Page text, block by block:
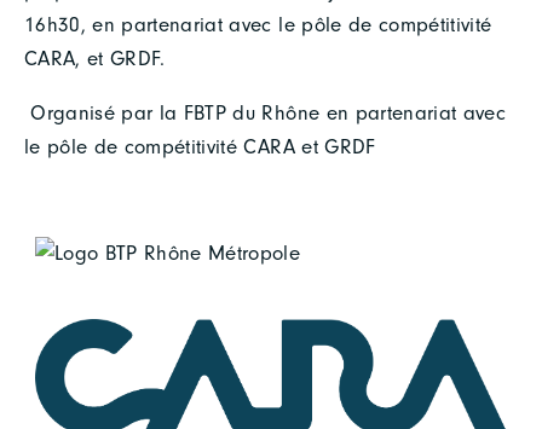
16h30, en partenariat avec le pôle de compétitivité
CARA, et GRDF.
Organisé par la FBTP du Rhône en partenariat avec
le pôle de compétitivité CARA et GRDF